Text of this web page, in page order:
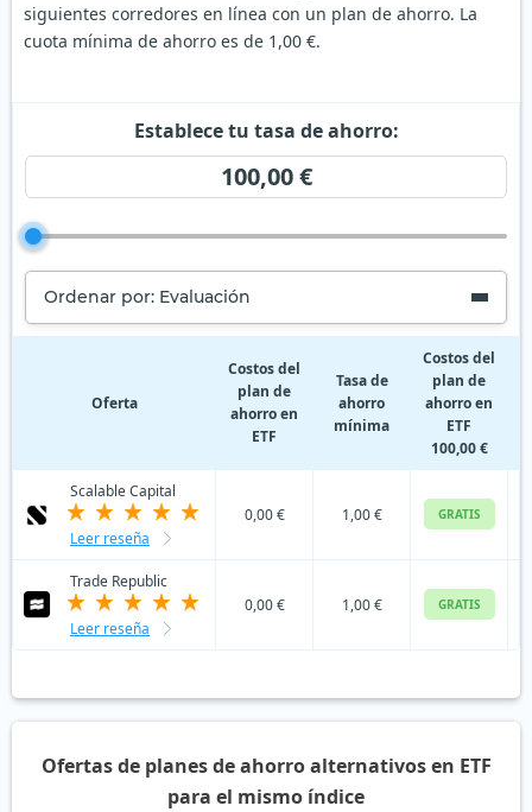
siguientes corredores en línea con un plan de ahorro. La
cuota mínima de ahorro es de 1,00 €.
Establece tu tasa de ahorro:
100,00 €
Ordenar por: Evaluación
Oferta
Costos del
plan de
ahorro en
ETF
Tasa de
ahorro
mínima
Costos del
plan de
ahorro en
ETF
100,00 €
Scalable Capital
Leer reseña
0,00 € 1,00 € GRATIS
Trade Republic
Leer reseña
0,00 € 1,00 € GRATIS
Ofertas de planes de ahorro alternativos en ETF
para el mismo índice